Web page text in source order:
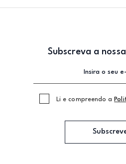
Subscreva a
Li e compreendo a